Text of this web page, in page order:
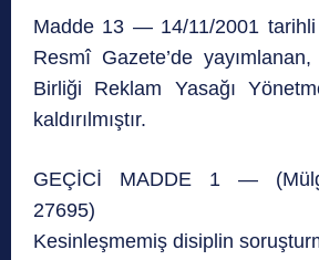
Madde 13 — 14/11/2001 tarihli
Resmî Gazete’de
Birliği Reklam Yasağı
kaldırılmıştır.
GEÇİCİ MADDE 1 —
27695)
Kesinleşmemiş disiplin